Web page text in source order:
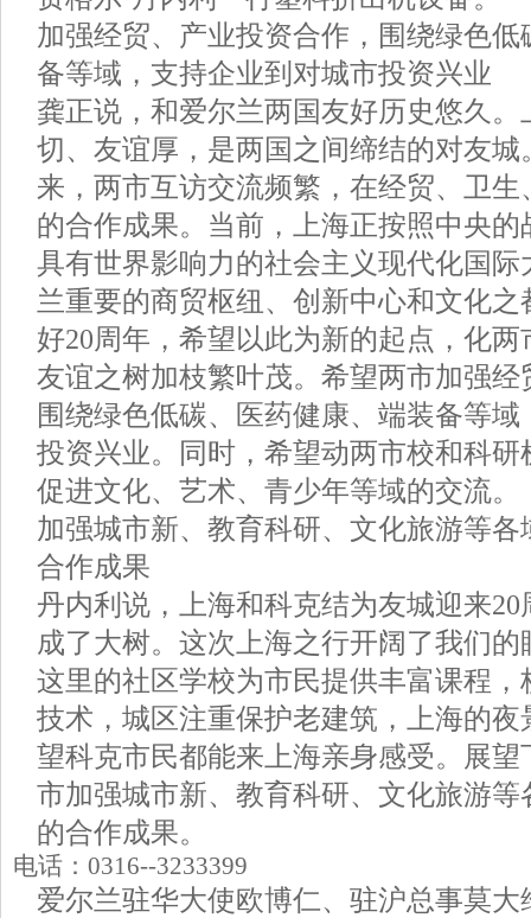
加强经贸、产业投资合作，围绕绿色
备等域，支持企业到对城市投资兴业
龚正说，和爱尔兰两国友好历史悠久
切、友谊厚，是两国之间缔结的对友城
来，两市互访交流频繁，在经贸、卫
的合作成果。当前，上海正按照中央
具有世界影响力的社会主义现代化国
兰重要的商贸枢纽、创新中心和文化
好20周年，希望以此为新的起点，化
友谊之树加枝繁叶茂。希望两市加强
围绕绿色低碳、医药健康、端装备等
投资兴业。同时，希望动两市校和科
促进文化、艺术、青少年等域的交流。
加强城市新、教育科研、文化旅游等
合作成果
丹内利说，上海和科克结为友城迎来
成了大树。这次上海之行开阔了我们的
这里的社区学校为市民提供丰富课程
技术，城区注重保护老建筑，上海的
望科克市民都能来上海亲身感受。展望
市加强城市新、教育科研、文化旅游
的合作成果。
电话：0316--3233399
爱尔兰驻华大使欧博仁、驻沪总事莫大